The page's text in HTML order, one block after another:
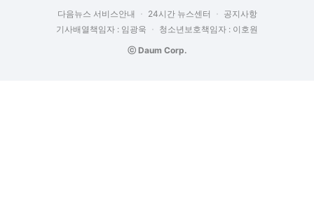
다음뉴스 서비스안내 24시간 뉴스센터
공지사항
기사배열책임자 : 임광욱
청소년보호책임자 : 이호원
ⓒ Daum Corp.